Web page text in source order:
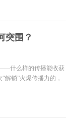
突围？
——什么样的传播能收获
解锁”火爆传播力的，